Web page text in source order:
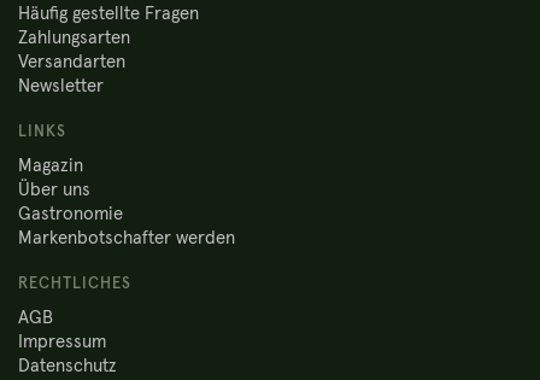
Häufig gestellte Fragen
Zahlungsarten
Versandarten
Newsletter
LINKS
Magazin
Über uns
Gastronomie
Markenbotschafter werden
RECHTLICHES
AGB
Impressum
Datenschutz